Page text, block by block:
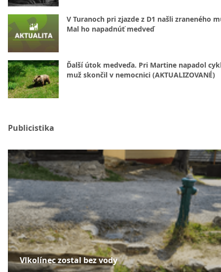
V Turanoch pri zjazde z D1 našli zraneného
Mal ho napadnúť medveď
Ďalší útok medveďa. Pri Martine napadol
muž skončil v nemocnici (AKTUALIZOVANÉ)
Publicistika
Vlkolínec zostal bez vody